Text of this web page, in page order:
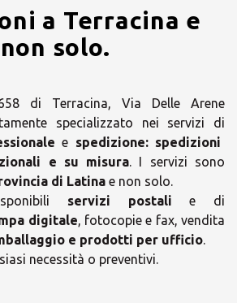
a Terracina e
non solo.
di Terracina, Via Delle Arene
specializzato nei servizi di
e spedizione: spedizioni
e su misura. I servizi sono
di Latina e non solo.
servizi postali e di
digitale, fotocopie e fax, vendita
e prodotti per ufficio.
necessità o preventivi.